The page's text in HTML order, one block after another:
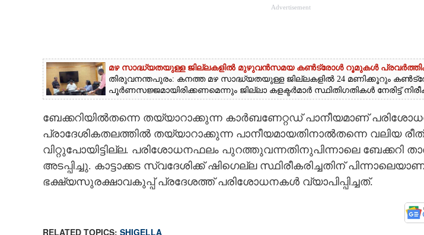
Advertisement
മഴ സാദ്ധ്യതയുള്ള ജില്ലകളിൽ മുഴുവൻസമയ കൺട്രോൾ റൂമുകൾ
തിരുവനന്തപുരം: കനത്ത മഴ സാദ്ധ്യതയുള്ള ജില്ലകളിൽ 24 മണിക്കൂറും
പൂർണസജ്ജമായിരിക്കണമെന്നും ജില്ലാ കളക്ടർമാർ സ്ഥിതിഗതികൾ നേരിട്ട്
ബേക്കറിയിൽതന്നെ തയ്യാറാക്കുന്ന കാർബണേറ്റഡ് പാനീയമാണ്
പ്രാദേശികതലത്തിൽ തയ്യാറാക്കുന്ന പാനീയമായതിനാൽതന്നെ വലിയ
വിറ്റുപോയിട്ടില്ല. പരിശോധനഫലം പുറത്തുവന്നതിനുപിന്നാലെ ബേക്കറി
അടപ്പിച്ചു. കാട്ടാക്കട സ്വദേശിക്ക് ഷിഗെല്ല സ്ഥിരീകരിച്ചതിന്
ഭക്ഷ്യസുരക്ഷാവകുപ്പ് പ്രദേശത്ത് പരിശോധനകൾ വ്യാപിപ്പിച്ചത്.
RELATED TOPICS: SHIGELLA